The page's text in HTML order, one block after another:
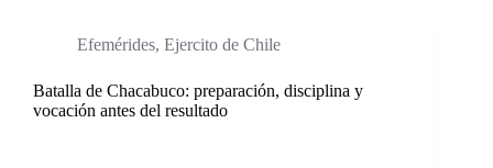
Efemérides, Ejercito de Chile
Batalla de Chacabuco: preparación, disciplina y
vocación antes del resultado